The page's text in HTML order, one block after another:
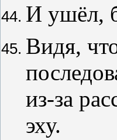
И ушёл,
Видя,
из-за
эху.